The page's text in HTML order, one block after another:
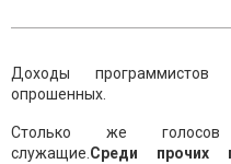
Доходы
опрошенных.
Столько же голосов
служащие. Среди прочих